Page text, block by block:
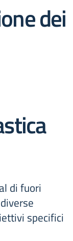
dei
di fuori
specifici